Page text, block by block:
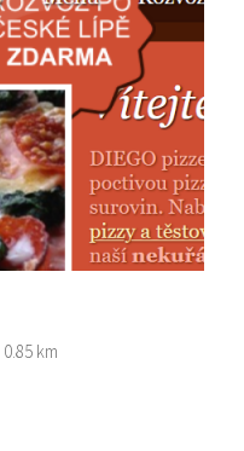
0.85 km